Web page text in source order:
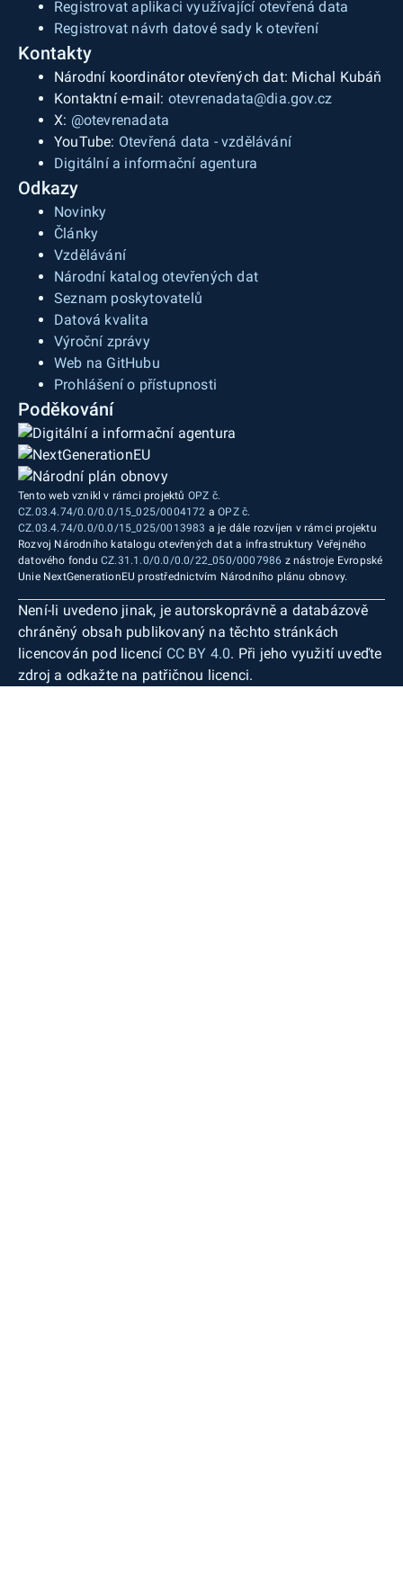
Registrovat aplikaci využívající otevřená data
Registrovat návrh datové sady k otevření
Kontakty
Národní koordinátor otevřených dat: Michal Kubáň
Kontaktní e-mail: otevrenadata@dia.gov.cz
X: @otevrenadata
YouTube: Otevřená data - vzdělávání
Digitální a informační agentura
Odkazy
Novinky
Články
Vzdělávání
Národní katalog otevřených dat
Seznam poskytovatelů
Datová kvalita
Výroční zprávy
Web na GitHubu
Prohlášení o přístupnosti
Poděkování
Tento web vznikl v rámci projektů OPZ č.
CZ.03.4.74/0.0/0.0/15_025/0004172 aOPZ č.
CZ.03.4.74/0.0/0.0/15_025/0013983 a je dále rozvíjen v rámci projektu
Rozvoj Národního katalogu otevřených dat a infrastruktury Veřejného
datového fondu CZ.31.1.0/0.0/0.0/22_050/0007986 z nástroje Evropské
Unie NextGenerationEU prostřednictvím Národního plánu obnovy.
Není-li uvedeno jinak, je autorskoprávně a databázově
chráněný obsah publikovaný na těchto stránkách
licencován pod licencí CC BY 4.0. Při jeho využití uveďte
zdroj a odkažte na patřičnou licenci.